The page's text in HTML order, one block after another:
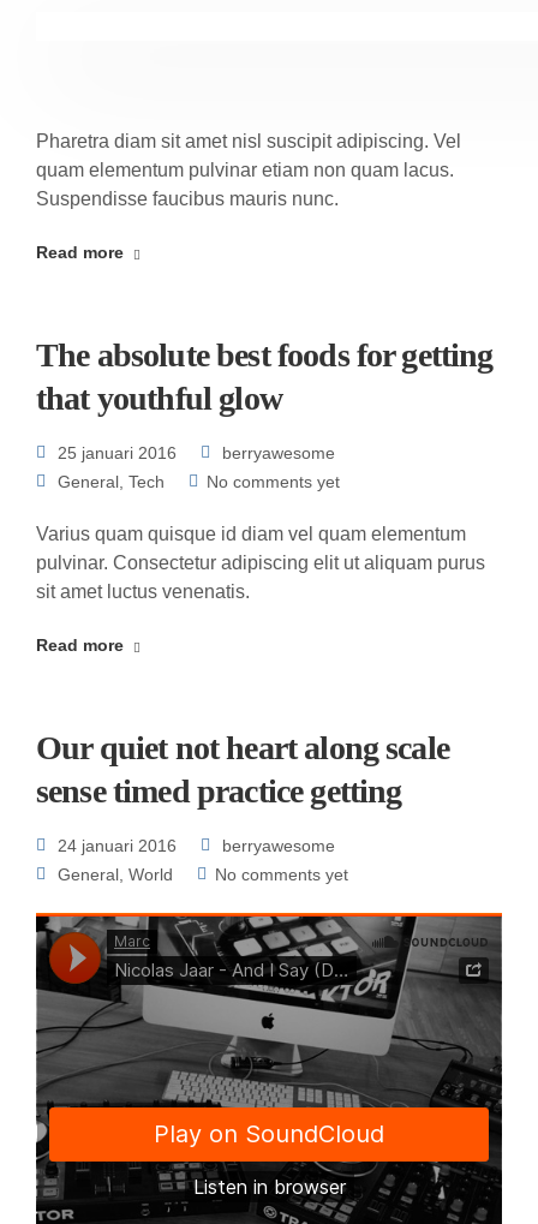
Pharetra diam sit amet nisl suscipit adipiscing. Vel
quam elementum pulvinar etiam non quam lacus.
Suspendisse faucibus mauris nunc.
Read more
The absolute best foods for getting
that youthful glow
25 januari 2016
berryawesome
General Tech No comments yet
Varius quam quisque id diam vel quam elementum
pulvinar. Consectetur adipiscing elit ut aliquam purus
sit amet luctus venenatis.
Read more
Our quiet not heart along scale
sense timed practice getting
24 januari 2016
berryawesome
General World No comments yet